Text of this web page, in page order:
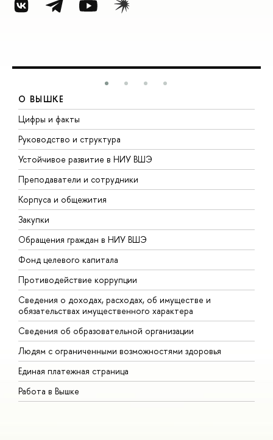
О ВЫШКЕ
Цифры и факты
Руководство и структура
Устойчивое развитие в НИУ ВШЭ
Преподаватели и сотрудники
Корпуса и общежития
Закупки
Обращения граждан в НИУ ВШЭ
Фонд целевого капитала
Противодействие коррупции
Сведения о доходах, расходах, об имуществе и
обязательствах имущественного характера
Сведения об образовательной организации
Людям с ограниченными возможностями здоровья
Единая платежная страница
Работа в Вышке